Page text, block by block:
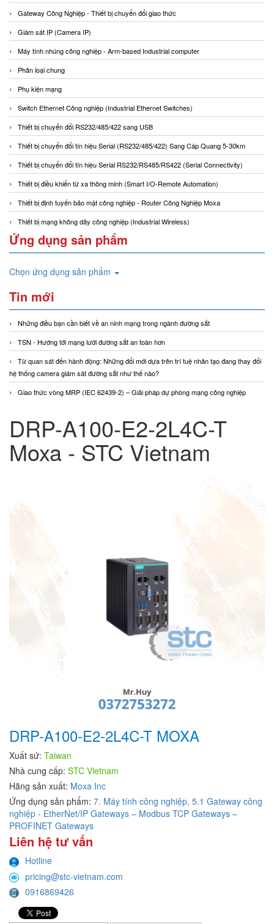
Gateway Công Nghiệp - Thiết bị chuyển đổi giao thức
Giám sát IP (Camera IP)
Máy tính nhúng công nghiệp - Arm-based Industrial computer
Phân loại chung
Phụ kiện mạng
Switch Ethernet Công nghiệp (Industrial Ethernet Switches)
Thiết bị chuyển đổi RS232/485/422 sang USB
Thiết bị chuyển đổi tín hiệu Serial (RS232/485/422) Sang Cáp Quang 5-30km
Thiết bị chuyển đổi tín hiệu Serial RS232/RS485/RS422 (Serial Connectivity)
Thiết bị điều khiển từ xa thông minh (Smart I/O-Remote Automation)
Thiết bị định tuyến bảo mật công nghiệp - Router Công Nghiệp Moxa
Thiết bị mạng không dây công nghiệp (Industrial Wireless)
Ứng dụng sản phẩm
Chọn ứng dụng sản phẩm
Tin mới
Những điều bạn cần biết về an ninh mạng trong ngành đường sắt
TSN - Hướng tới mạng lưới đường sắt an toàn hơn
Từ quan sát đến hành động: Những đổi mới dựa trên trí tuệ nhân tạo đang thay đổi
hệ thống camera giám sát đường sắt như thế nào?
Giao thức vòng MRP (IEC 62439-2) – Giải pháp dự phòng mạng công nghiệp
DRP-A100-E2-2L4C-T
Moxa - STC Vietnam
DRP-A100-E2-2L4C-T MOXA
Xuất sứ: Taiwan
Nhà cung cấp: STC Vietnam
Hãng sản xuất: Moxa Inc
Ứng dụng sản phẩm: 7. Máy tính công nghiệp, 5.1 Gateway công
nghiệp - EtherNet/IP Gateways – Modbus TCP Gateways –
PROFINET Gateways
Liên hệ tư vấn
Hotline
pricing@stc-vietnam.com
0916869426